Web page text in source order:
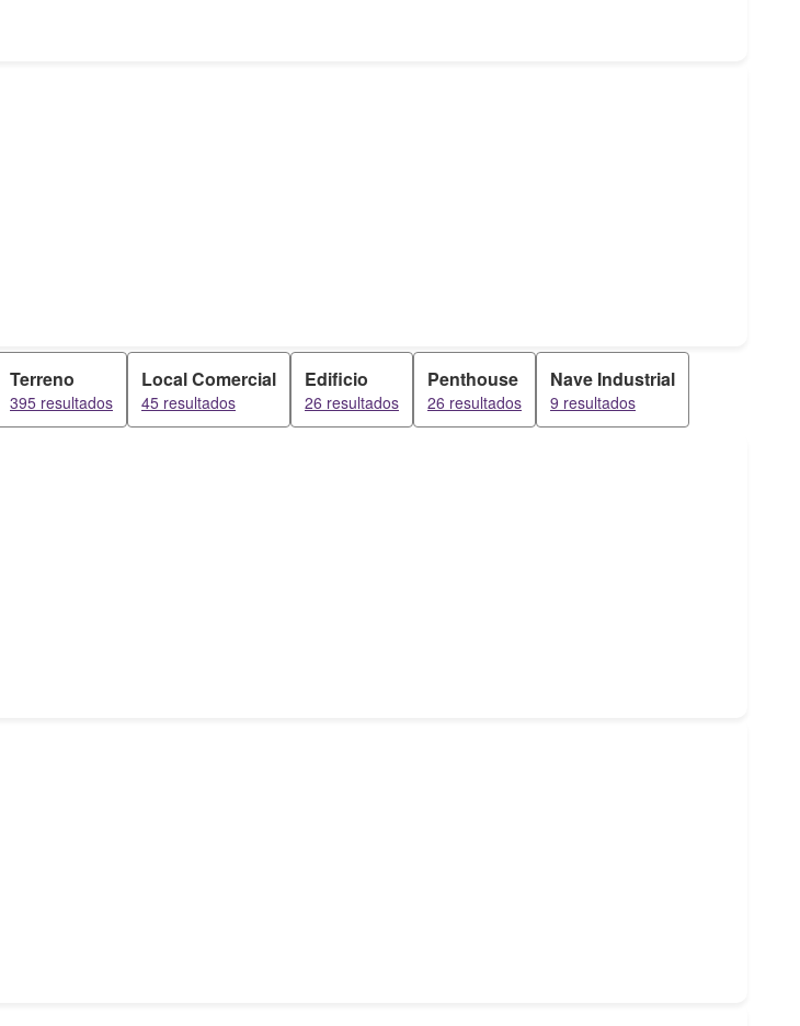
Terreno
395 resultados
Local Comercial
45 resultados
Edificio
26 resultados
Penthouse
26 resultados
Nave Industrial
9 resultados